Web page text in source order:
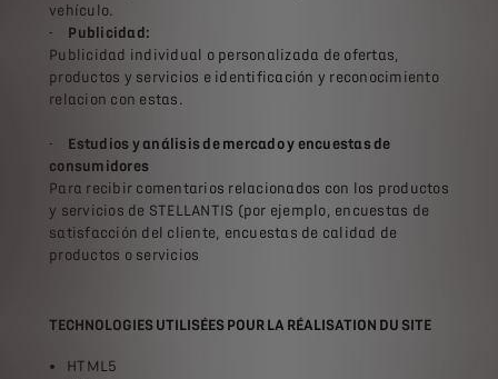
vehículo.
- Publicidad:
Publicidad individual o personalizada de ofertas,
productos y servicios e identificación y reconocimiento
relacion con estas.
- Estudios y análisis de mercado y encuestas de
consumidores
Para recibir comentarios relacionados con los productos
y servicios de STELLANTIS (por ejemplo, encuestas de
satisfacción del cliente, encuestas de calidad de
productos o servicios
TECHNOLOGIES UTILISÉES POUR LA RÉALISATION DU SITE
HTML5